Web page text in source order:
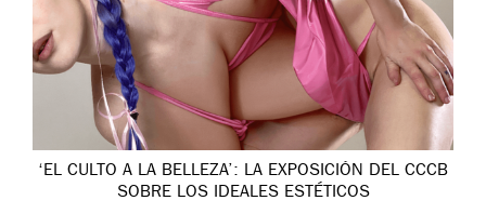
‘EL CULTO A LA BELLEZA’: LA EXPOSICIÓN DEL CCCB
SOBRE LOS IDEALES ESTÉTICOS